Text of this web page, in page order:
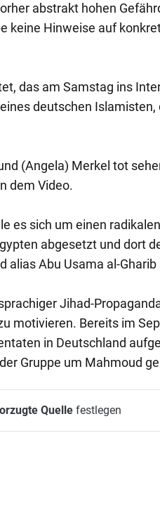
abstrakt hohen
keine Hinweise auf
das am Samstag ins
deutschen Islamisten,
(Angela) Merkel tot
dem Video.
es sich um einen
abgesetzt und dort
alias Abu Usama al-
Jihad-
motivieren. Bereits im
in Deutschland
Gruppe um Mahmoud
Quellefestlegen